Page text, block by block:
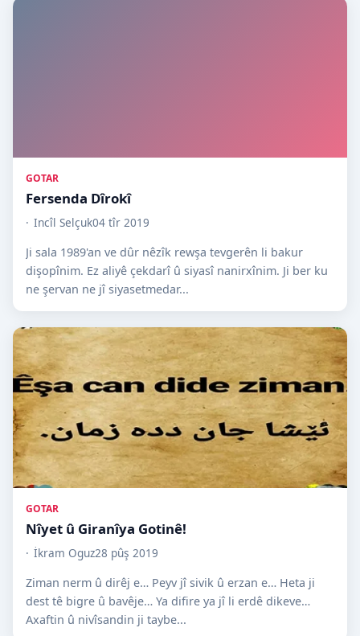
GOTAR
Fersenda Dîrokî
Incîl Selçuk04 tîr 2019
Ji sala 1989'an ve dûr nêzîk rewşa tevgerên li bakur
dişopînim. Ez aliyê çekdarî û siyasî nanirxînim. Ji ber ku
ne şervan ne jî siyasetmedar...
GOTAR
Nîyet û Giranîya Gotinê!
İkram Oguz28 pûş 2019
Ziman nerm û dirêj e… Peyv jî sivik û erzan e… Heta ji
dest tê bigre û bavêje… Ya difire ya jî li erdê dikeve…
Axaftin û nivîsandin ji taybe...